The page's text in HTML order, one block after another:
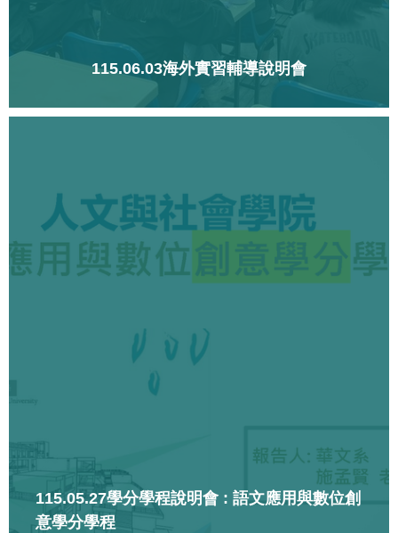
115.06.03海外實習輔導說明會
115.05.27學分學程說明會 : 語文應用與數位創
意學分學程